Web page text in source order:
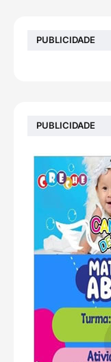
PUBLICIDADE
PUBLICIDADE